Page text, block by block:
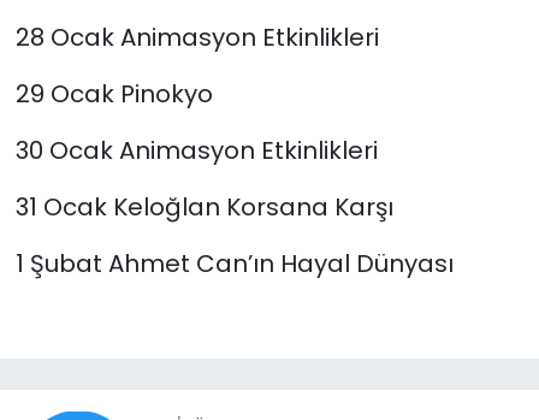
28 Ocak Animasyon Etkinlikleri
29 Ocak Pinokyo
30 Ocak Animasyon Etkinlikleri
31 Ocak Keloğlan Korsana Karşı
1 Şubat Ahmet Can’ın Hayal Dünyası